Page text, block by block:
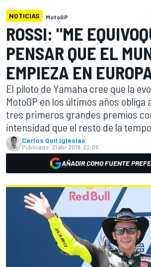
NOTICIAS MotoGP
ROSSI: "ME
PENSAR QUE EL
EMPIEZA EN
El piloto de Yamaha cree que la
MotoGP en los últimos años
tres primeros grandes premios
intensidad que el resto de la
Carlos Guil Iglesias
Publicado: 21 abr 2019, 22:05
AÑADIR COMO FUENTE